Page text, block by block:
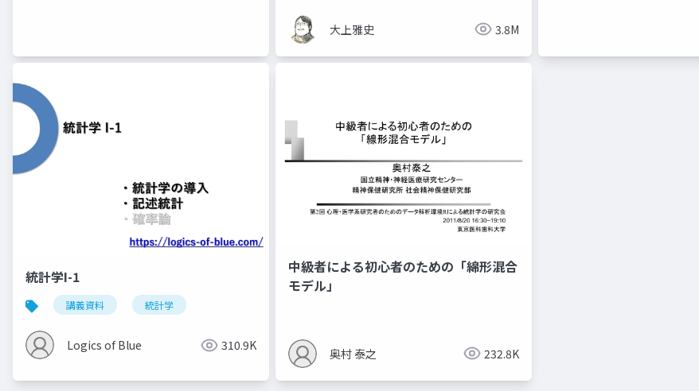
大上雅史 3.8M
統計学I-1
講義資料 統計学
Logics of Blue 310.9K
中級者による初心者のための「綿形混合
モデル」
奥村 泰之 232.8K